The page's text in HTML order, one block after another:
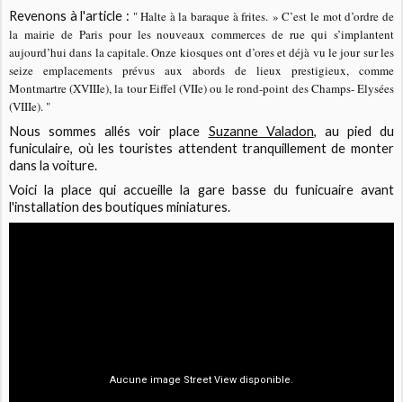
Revenons à l'article : " Halte à la baraque à frites. » C’est le mot d’ordre de
la mairie de Parispour les nouveaux commerces de rue qui s’implantent
aujourd’hui dans la capitale. Onze kiosques ont d’ores et déjà vu le jour sur les
seize emplacements prévus aux abords de lieux prestigieux, comme
Montmartre (XVIIIe), la tour Eiffel (VIIe) ou le rond-point des Champs- Elysées
(VIIIe). "
Nous sommes allés voir place Suzanne Valadon, au pied du
funiculaire, où les touristes attendent tranquillement de monter
dans la voiture.
Voici la place qui accueille la gare basse du funicuaire avant
l'installation des boutiques miniatures.